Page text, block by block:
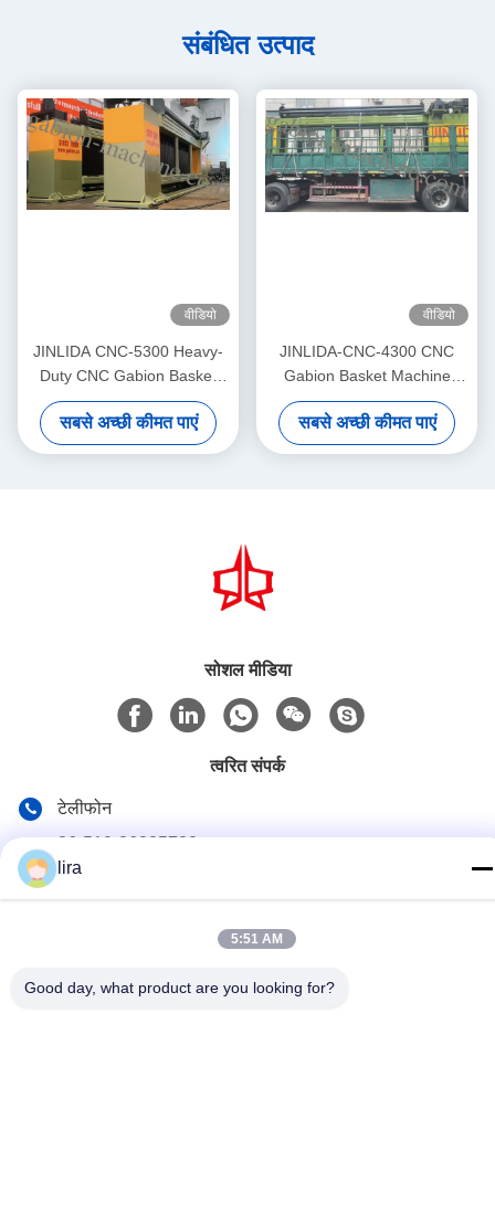
संबंधित उत्पाद
वीडियो
JINLIDA CNC-5300 Heavy-
Duty CNC Gabion Basket
Welding Machine 5300mm
Width Double Twist Mesh
Production Equipment
सबसे अच्छी कीमत पाएं
वीडियो
JINLIDA-CNC-4300 CNC
Gabion Basket Machine
4300mm Working Width
Servo-Driven Double Twist
Mesh Equipment
सबसे अच्छी कीमत पाएं
सोशल मीडिया
त्वरित संपर्क
टेलीफोन
86-510-86385783
No.102, Yungu रोड, Zhutang टाउन, Jiangyin सिटी, Jiangsu
lira
5:51 AM
Good day, what product are you looking for?